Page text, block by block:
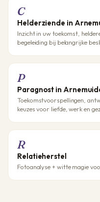
C
Helderziende in
Inzicht in uw toekomst,
begeleiding bij belangrijke
P
Paragnost in
Toekomstvoorspellingen,
keuzes voor liefde, werk en
R
Relatieherstel
Fotoanalyse + witte magie